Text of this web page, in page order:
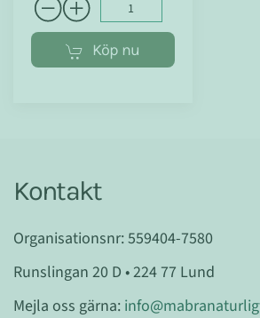
Köp nu
Kontakt
Organisationsnr: 559404-7580
Runslingan 20 D • 224 77 Lund
Mejla oss gärna: